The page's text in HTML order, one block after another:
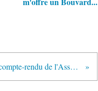
Famille et Liberté : compte-rendu de l'Assemblée générale